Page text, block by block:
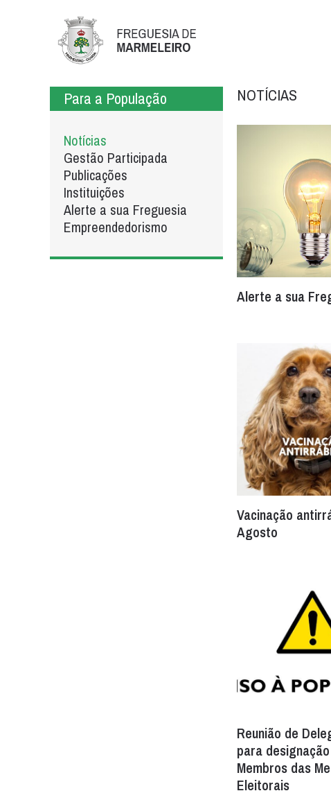
Para a População
Notícias
Gestão Participada
Publicações
Instituições
Alerte a sua Freguesia
Empreendedorismo
NOTÍCIAS
Alerte a sua
Vacinação
Agosto
Reunião de
para
Membros das
Eleitorais